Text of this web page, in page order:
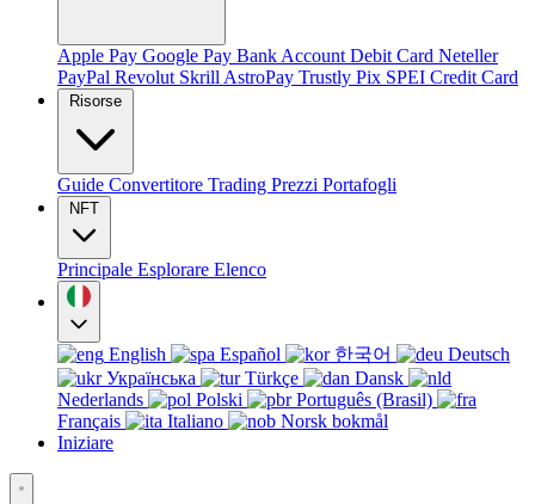
Apple Pay Google Pay Bank Account Debit Card Neteller
PayPal Revolut Skrill AstroPay Trustly Pix SPEI Credit Card
Risorse
Guide Convertitore Trading Prezzi Portafogli
NFT
Principale Esplorare Elenco
English Español 한국어
Deutsch
Українська
Türkçe
Dansk
Nederlands
Polski
Português (Brasil)
Français
Italiano
Norsk bokmål
Iniziare